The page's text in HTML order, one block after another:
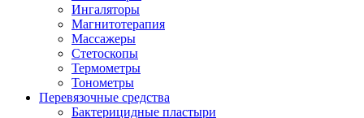
Ингаляторы
Магнитотерапия
Массажеры
Стетоскопы
Термометры
Тонометры
Перевязочные средства
Бактерицидные пластыри